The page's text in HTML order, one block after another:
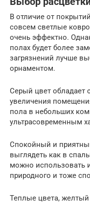
В отличие от
совсем светлые
очень эффектно.
полах будет более
загрязнений лучше
орнаментом.
Серый цвет обладает
увеличения
пола в небольших
ультрасовременным
Спокойный и
выглядеть как в
можно использовать
природного и тоже
Теплые цвета,